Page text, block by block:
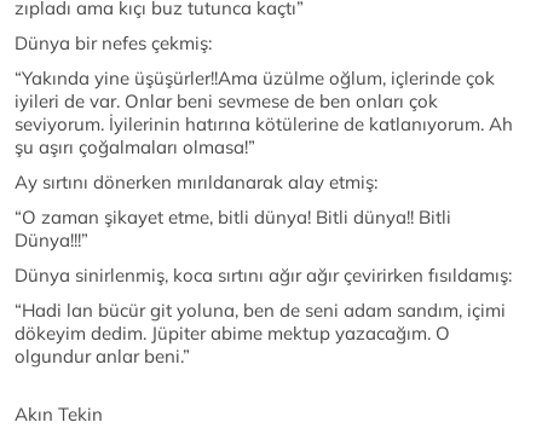
zıpladı ama kıçı buz tutunca kaçtı”
Dünya bir nefes çekmiş:
“Yakında yine üşüşürler!!Ama üzülme oğlum, içlerinde çok
iyileri de var. Onlar beni sevmese de ben onları çok
seviyorum. İyilerinin hatırına kötülerine de katlanıyorum. Ah
şu aşırı çoğalmaları olmasa!”
Ay sırtını dönerken mırıldanarak alay etmiş:
“O zaman şikayet etme, bitli dünya! Bitli dünya!! Bitli
Dünya!!!”
Dünya sinirlenmiş, koca sırtını ağır ağır çevirirken fısıldamış:
“Hadi lan bücür git yoluna, ben de seni adam sandım, içimi
dökeyim dedim. Jüpiter abime mektup yazacağım. O
olgundur anlar beni.”
Akın Tekin